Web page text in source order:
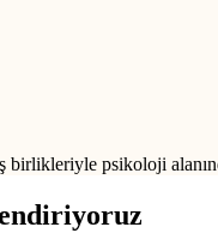
birlikleriyle psikoloji